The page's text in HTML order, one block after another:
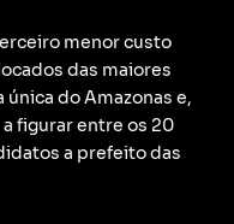
menor custo
das maiores
do Amazonas e,
figurar entre os 20
a prefeito das